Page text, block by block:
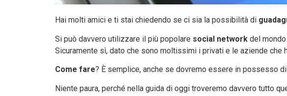
Hai molti amici e ti stai chiedendo se ci sia la possibilità di
Si può davvero utilizzare il più popolare social network del
Sicuramente sì, dato che sono moltissimi i privati e le aziende che
Come fare? È semplice, anche se dovremo essere in possesso
Niente paura, perché nella guida di oggi troveremo davvero tutto